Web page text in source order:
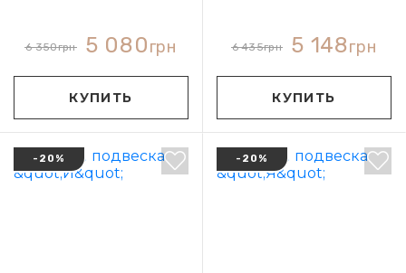
6 350грн 5 080грн
КУПИТЬ
6 435грн 5 148грн
КУПИТЬ
-20% -20%